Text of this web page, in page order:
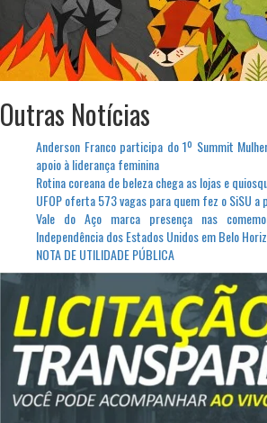
Outras Notícias
Anderson Franco participa do 1º Summit
apoio à liderança feminina
Rotina coreana de beleza chega as lojas e
UFOP oferta 573 vagas para quem fez o SiSU
Vale do Aço marca presença nas
Independência dos Estados Unidos em Belo
NOTA DE UTILIDADE PÚBLICA